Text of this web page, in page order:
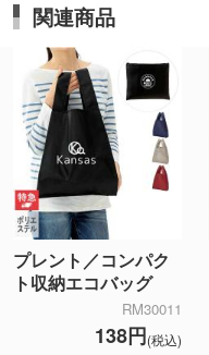
関連商品
プレント／コンパク
ト収納エコバッグ
RM30011
138円(税込)